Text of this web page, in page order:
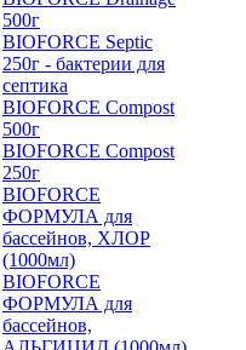
500г
BIOFORCE Septic
250г - бактерии для
септика
BIOFORCE Compost
500г
BIOFORCE Compost
250г
BIOFORCE
ФОРМУЛА для
бассейнов, ХЛОР
(1000мл)
BIOFORCE
ФОРМУЛА для
бассейнов,